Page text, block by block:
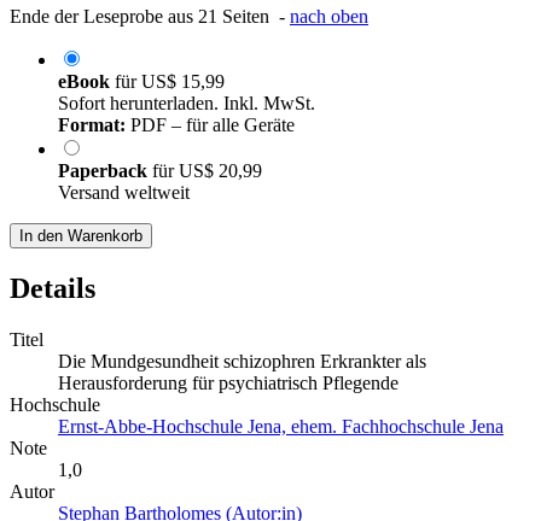
Ende der Leseprobe aus 21 Seiten - nach oben
eBook fürUS$ 15,99
Sofort herunterladen. Inkl. MwSt.
Format: PDF – für alle Geräte
Paperback fürUS$ 20,99
Versand weltweit
In den Warenkorb
Details
Titel
Die Mundgesundheit schizophren Erkrankter als
Herausforderung für psychiatrisch Pflegende
Hochschule
Ernst-Abbe-Hochschule Jena, ehem. Fachhochschule Jena
Note
1,0
Autor
Stephan Bartholomes (Autor:in)